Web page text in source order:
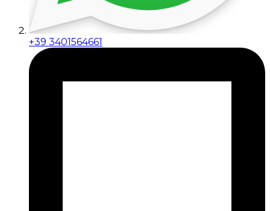
+39 3401564661